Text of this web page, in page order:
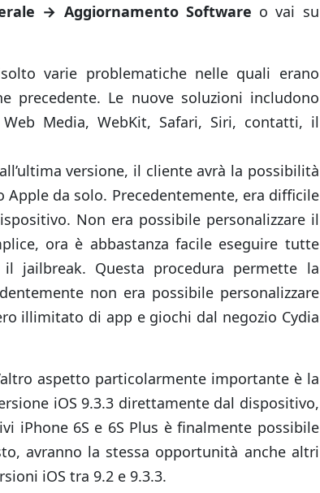
→ Aggiornamento Software o vai su
varie problematiche nelle quali erano
precedente. Le nuove soluzioni includono
Media, WebKit, Safari, Siri, contatti, il
versione, il cliente avrà la possibilità
da solo. Precedentemente, era difficile
Non era possibile personalizzare il
ora è abbastanza facile eseguire tutte
jailbreak. Questa procedura permette la
non era possibile personalizzare
illimitato di app e giochi dal negozio Cydia
aspetto particolarmente importante è la
iOS 9.3.3 direttamente dal dispositivo,
iPhone 6S e 6S Plus è finalmente possibile
avranno la stessa opportunità anche altri
iOS tra 9.2 e 9.3.3.